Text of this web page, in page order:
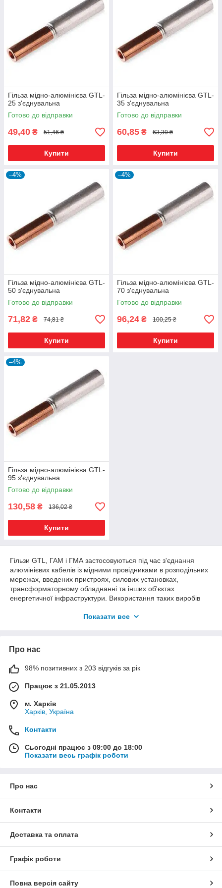
Гільза мідно-алюмінієва GTL-
25 з'єднувальна
Готово до відправки
49,40 ₴ 51,46 ₴
Купити
Гільза мідно-алюмінієва GTL-
35 з'єднувальна
Готово до відправки
60,85 ₴ 63,39 ₴
Купити
–4%
Гільза мідно-алюмінієва GTL-
50 з'єднувальна
Готово до відправки
71,82 ₴ 74,81 ₴
Купити
–4%
Гільза мідно-алюмінієва GTL-
70 з'єднувальна
Готово до відправки
96,24 ₴ 100,25 ₴
Купити
–4%
Гільза мідно-алюмінієва GTL-
95 з'єднувальна
Готово до відправки
130,58 ₴ 136,02 ₴
Купити
Гільзи GTL, ГАМ і ГМА застосовуються під час з'єднання
алюмінієвих кабелів із мідними провідниками в розподільних
мережах, введених пристроях, силових установках,
трансформаторному обладнанні та інших об'єктах
енергетичної інфраструктури. Використання таких виробів
забезпечити тривалу експлуатацію контактного з'єднання.
опресування для різних перерізів провідників. Ви можете
побутового застосування й отримати якнайшвидше
з'єднання мідних і алюмінієвих жил без прямого
висока механічна міцність після опресування;
стійкість до корозійних процесів;
мінімальний перехідний опір;
Показати все
Про нас
98% позитивних з 203 відгуків за рік
Працює з 21.05.2013
м. Харків
Харків, Україна
Контакти
Сьогодні працює з 09:00 до 18:00
Показати весь графік роботи
Про нас
Контакти
Доставка та оплата
Графік роботи
Повна версія сайту